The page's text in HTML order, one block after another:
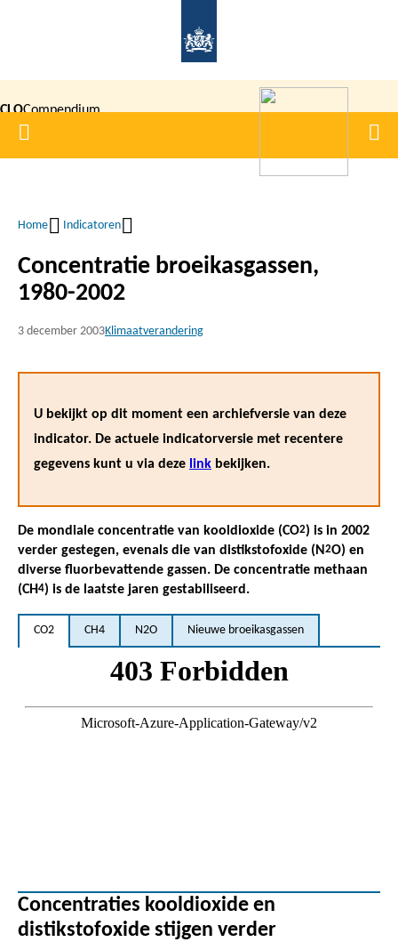
inhoud
gaan
CLOCompendium
voor de
Home
Kruimelpad
Home Indicatoren
Concentratie broeikasgassen,
1980-2002
3 december 2003Klimaatverandering
U bekijkt op dit moment een archiefversie van deze
indicator. De actuele indicatorversie met recentere
gegevens kunt u via deze link bekijken.
De mondiale concentratie van kooldioxide (CO2) is in 2002
verder gestegen, evenals die van distikstofoxide (N 2O) en
diverse fluorbevattende gassen. De concentratie methaan
(CH4) is de laatste jaren gestabiliseerd.
CO2 CH4 N2O Nieuwe broeikasgassen
Concentraties kooldioxide en
distikstofoxide stijgen verder